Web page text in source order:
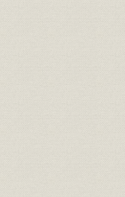
岩井英夫
ード 岩井英夫
沖の遭難 山野井土佐男
縫師として 石井喜一